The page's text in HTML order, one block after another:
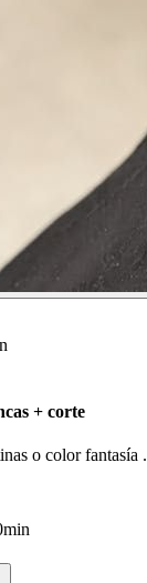
+ corte
o color fantasía .